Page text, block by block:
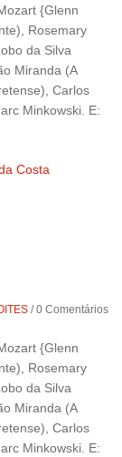
{Glenn
Rosemary
da Silva
Miranda (A
Carlos
Minkowski. E:
Costa
/0 Comentários
{Glenn
Rosemary
da Silva
Miranda (A
Carlos
Minkowski. E: